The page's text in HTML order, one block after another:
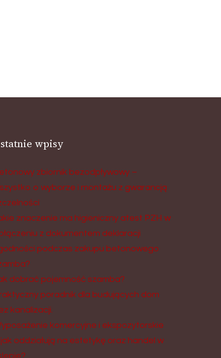
wpisy
zbiornik bezodpływowy –
o wyborze i montażu z gwarancją
znaczenie ma higieniczny atest PZH w
z dokumentem deklaracji
podczas zakupu betonowego
dobrać pojemność szamba?
poradnik dla budujących dom
kanalizacji.
komercyjne i ekspozytorskie
oddziałują na estetykę oraz handel w